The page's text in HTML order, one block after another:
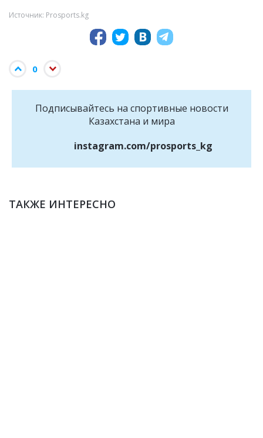
Источник: Prosports.kg
0
Подписывайтесь на cпортивные новости
Казахстана и мира
instagram.com/prosports_kg
ТАКЖЕ ИНТЕРЕСНО